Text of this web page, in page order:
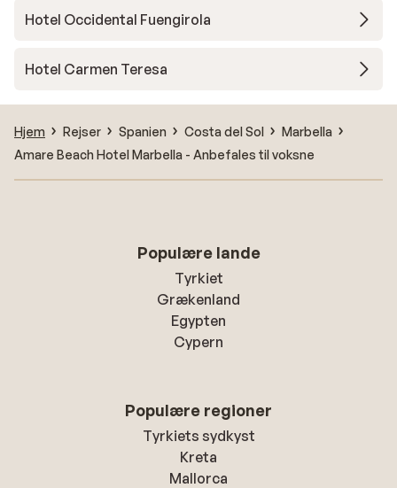
Hotel Occidental Fuengirola
Hotel Carmen Teresa
Hjem Rejser Spanien Costa del Sol
Marbella
Amare Beach Hotel Marbella - Anbefales til voksne
Populære lande
Tyrkiet
Grækenland
Egypten
Cypern
Populære regioner
Tyrkiets sydkyst
Kreta
Mallorca